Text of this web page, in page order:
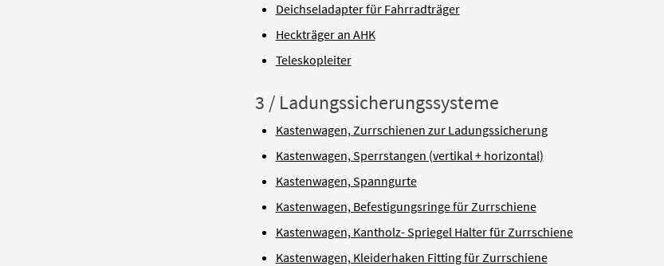
Deichseladapter für Fahrradträger
Heckträger an AHK
Teleskopleiter
3 / Ladungssicherungssysteme
Kastenwagen, Zurrschienen zur Ladungssicherung
Kastenwagen, Sperrstangen (vertikal + horizontal)
Kastenwagen, Spanngurte
Kastenwagen, Befestigungsringe für Zurrschiene
Kastenwagen, Kantholz- Spriegel Halter für Zurrschiene
Kastenwagen, Kleiderhaken Fitting für Zurrschiene